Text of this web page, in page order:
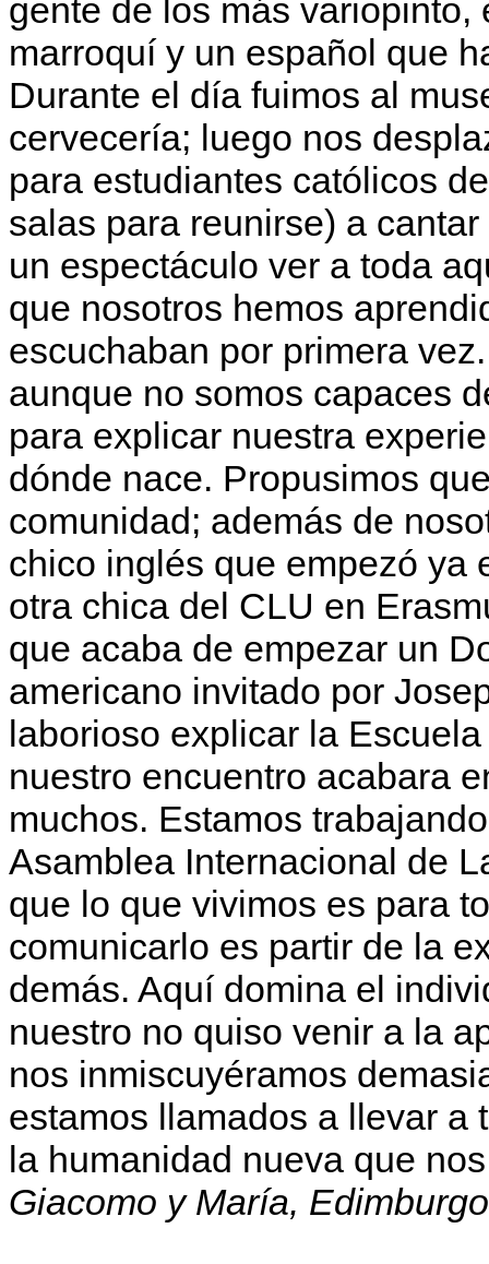
gente de los más
marroquí y un español que
Durante el día fuimos al
cervecería; luego nos
para estudiantes católicos
salas para reunirse) a
un espectáculo ver a toda
que nosotros hemos
escuchaban por primera
aunque no somos capaces
para explicar nuestra
dónde nace. Propusimos
comunidad; además de
chico inglés que empezó ya
otra chica del CLU en
que acaba de empezar un
americano invitado por
laborioso explicar la
nuestro encuentro acabara
muchos. Estamos
Asamblea Internacional de
que lo que vivimos es para
comunicarlo es partir de la
demás. Aquí domina el
nuestro no quiso venir a la
nos inmiscuyéramos
estamos llamados a llevar a
la humanidad nueva que
Giacomo y María,